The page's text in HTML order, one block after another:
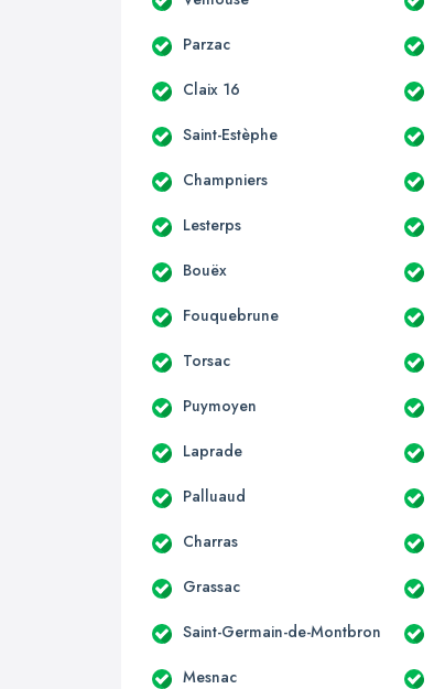
Parzac
Claix 16
Saint-Estèphe
Champniers
Lesterps
Bouëx
Fouquebrune
Torsac
Puymoyen
Laprade
Palluaud
Charras
Grassac
Saint-Germain-de-Montbron
Mesnac